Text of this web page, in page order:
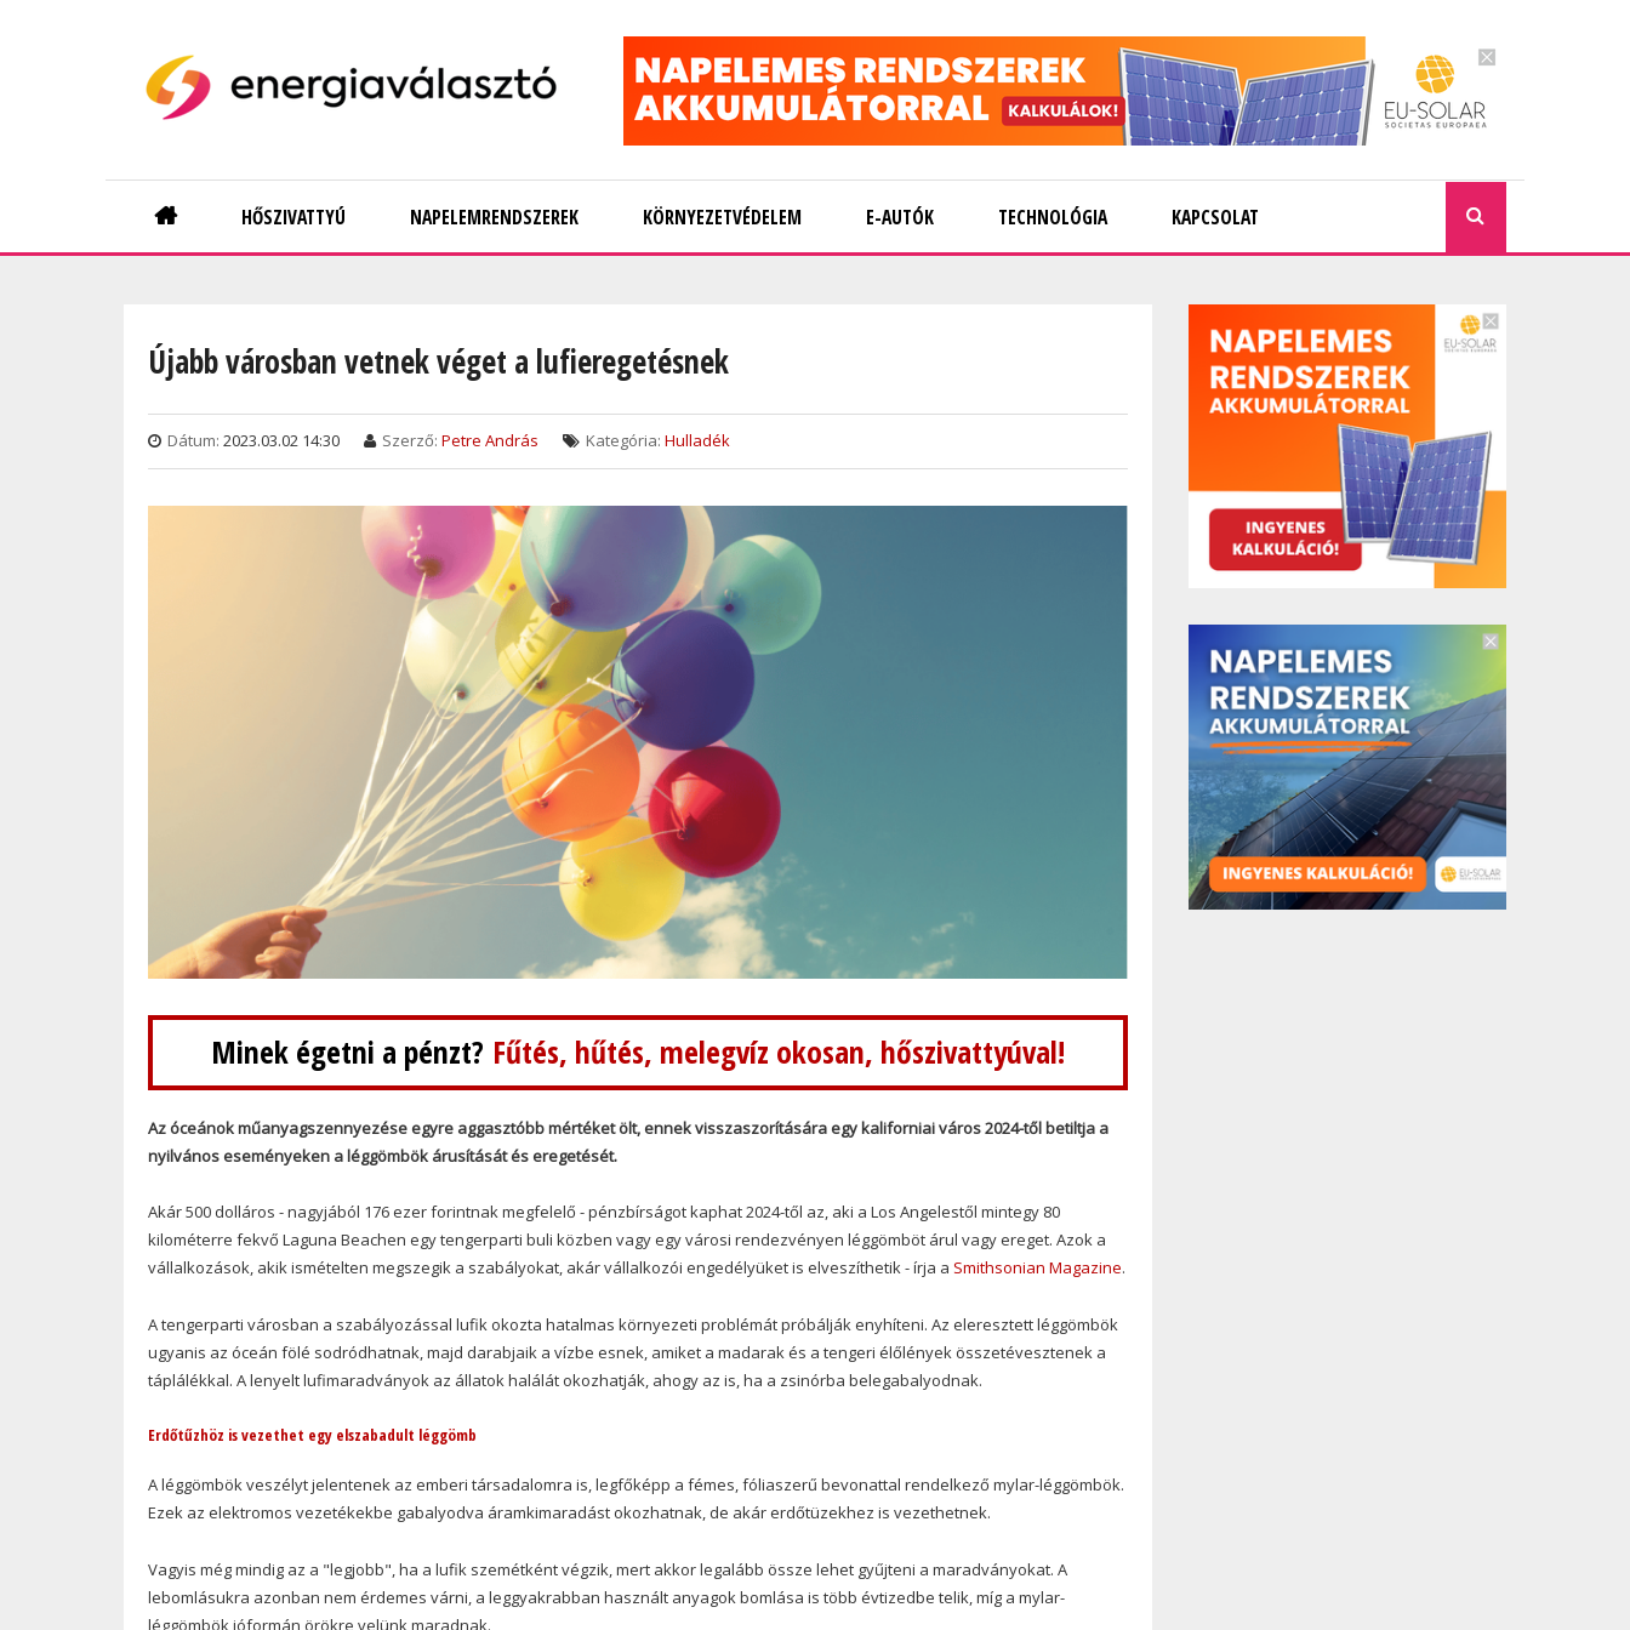
Main
navigation
HŐSZIVATTYÚ NAPELEMRENDSZEREK KÖRNYEZETVÉDELEM E-AUTÓK TECHNOLÓGIA KAPCSOLAT
Újabb városban vetnek véget a lufieregetésnek
Dátum: 2023.03.02 14:30 Szerző: Petre András Kategória: Hulladék
Minek égetni a pénzt? Fűtés, hűtés, melegvíz okosan, hőszivattyúval!
Az óceánok műanyagszennyezése egyre aggasztóbb mértéket ölt, ennek visszaszorítására egy kaliforniai város 2024-től betiltja a
nyilvános eseményeken a léggömbök árusítását és eregetését.
Akár 500 dolláros - nagyjából 176 ezer forintnak megfelelő - pénzbírságot kaphat 2024-től az, aki a Los Angelestől mintegy 80
kilométerre fekvő Laguna Beachen egy tengerparti buli közben vagy egy városi rendezvényen léggömböt árul vagy ereget. Azok a
vállalkozások, akik ismételten megszegik a szabályokat, akár vállalkozói engedélyüket is elveszíthetik - írja a Smithsonian Magazine.
A tengerparti városban a szabályozással lufik okozta hatalmas környezeti problémát próbálják enyhíteni. Az eleresztett léggömbök
ugyanis az óceán fölé sodródhatnak, majd darabjaik a vízbe esnek, amiket a madarak és a tengeri élőlények összetévesztenek a
táplálékkal. A lenyelt lufimaradványok az állatok halálát okozhatják, ahogy az is, ha a zsinórba belegabalyodnak.
Кредит на карту илиденьги без процентов онлайн
Erdőtűzhöz is vezethet egy elszabadult léggömb
A léggömbök veszélyt jelentenek az emberi társadalomra is, legfőképp a fémes, fóliaszerű bevonattal rendelkező mylar-léggömbök.
Ezek az elektromos vezetékekbe gabalyodva áramkimaradást okozhatnak, de akár erdőtüzekhez is vezethetnek.
Vagyis még mindig az a "legjobb", ha a lufik szemétként végzik, mert akkor legalább össze lehet gyűjteni a maradványokat. A
lebomlásukra azonban nem érdemes várni, a leggyakrabban használt anyagok bomlása is több évtizedbe telik, míg a mylar-
léggömbök jóformán örökre velünk maradnak.